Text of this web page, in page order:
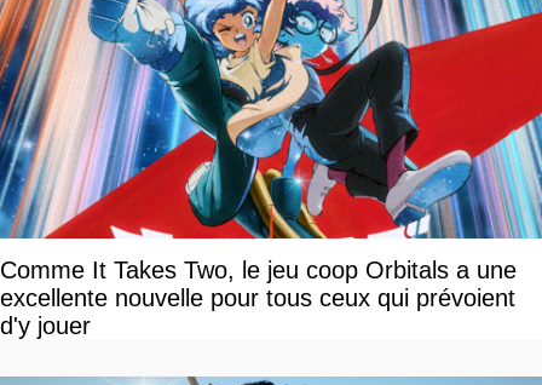
Comme It Takes Two, le jeu coop Orbitals a une
excellente nouvelle pour tous ceux qui prévoient
d'y jouer